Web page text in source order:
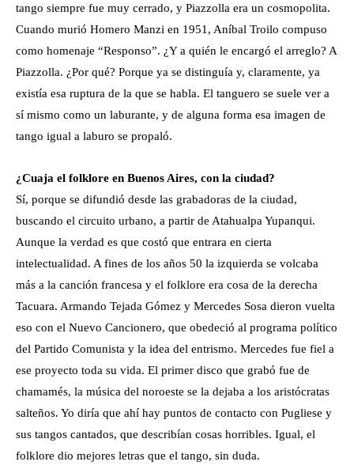
tango siempre fue muy cerrado, y Piazzolla era un cosmopolita.
Cuando murió Homero Manzi en 1951, Aníbal Troilo compuso
como homenaje “Responso”. ¿Y a quién le encargó el arreglo? A
Piazzolla. ¿Por qué? Porque ya se distinguía y, claramente, ya
existía esa ruptura de la que se habla. El tanguero se suele ver a
sí mismo como un laburante, y de alguna forma esa imagen de
tango igual a laburo se propaló.
¿Cuaja el folklore en Buenos Aires, con la ciudad?
Sí, porque se difundió desde las grabadoras de la ciudad,
buscando el circuito urbano, a partir de Atahualpa Yupanqui.
Aunque la verdad es que costó que entrara en cierta
intelectualidad. A fines de los años 50 la izquierda se volcaba
más a la canción francesa y el folklore era cosa de la derecha
Tacuara. Armando Tejada Gómez y Mercedes Sosa dieron vuelta
eso con el Nuevo Cancionero, que obedeció al programa político
del Partido Comunista y la idea del entrismo. Mercedes fue fiel a
ese proyecto toda su vida. El primer disco que grabó fue de
chamamés, la música del noroeste se la dejaba a los aristócratas
salteños. Yo diría que ahí hay puntos de contacto con Pugliese y
sus tangos cantados, que describían cosas horribles. Igual, el
folklore dio mejores letras que el tango, sin duda.